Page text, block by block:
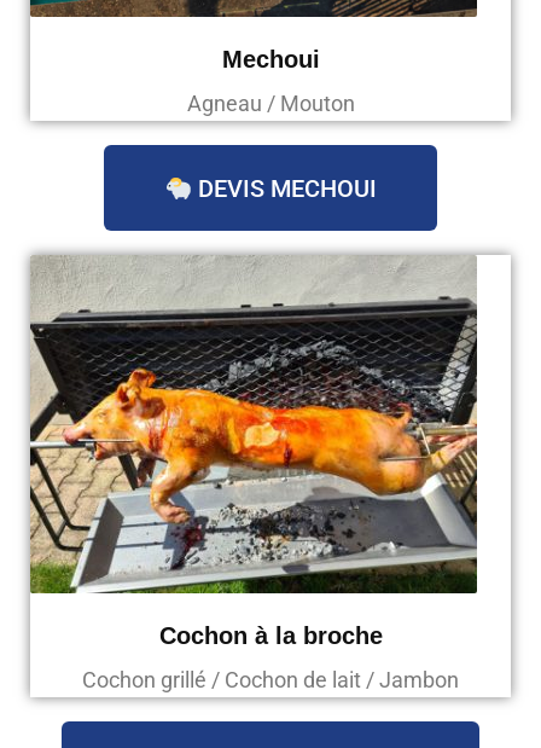
Mechoui
Agneau / Mouton
DEVIS MECHOUI
Cochon à la broche
Cochon grillé / Cochon de lait / Jambon